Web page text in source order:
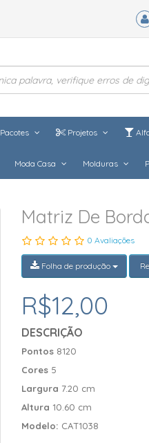
Pacotes Projetos
Moda Casa Molduras
Matriz De
0 Avaliações
Folha de produção
R$12,00
DESCRIÇÃO
Pontos 8120
Cores 5
Largura 7.20 cm
Altura 10.60 cm
Modelo: CAT1038